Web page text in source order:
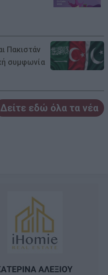
Πακιστάν
συμφωνία
Δείτε εδώ όλα τα νέα